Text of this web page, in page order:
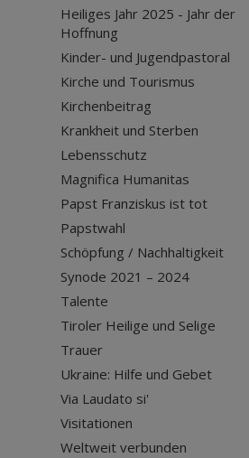
Heiliges Jahr 2025 - Jahr der
Hoffnung
Kinder- und Jugendpastoral
Kirche und Tourismus
Kirchenbeitrag
Krankheit und Sterben
Lebensschutz
Magnifica Humanitas
Papst Franziskus ist tot
Papstwahl
Schöpfung / Nachhaltigkeit
Synode 2021 – 2024
Talente
Tiroler Heilige und Selige
Trauer
Ukraine: Hilfe und Gebet
Via Laudato si'
Visitationen
Weltweit verbunden